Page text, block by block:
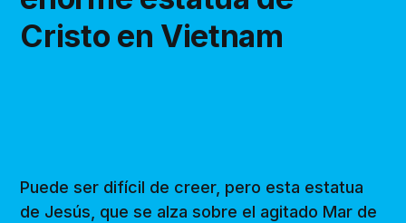
Cristo en Vietnam
Puede ser difícil de creer, pero esta estatua
de Jesús, que se alza sobre el agitado Mar de